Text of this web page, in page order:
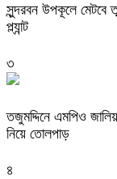
সুন্দরবন উপকূলে মেটবে
প্ল্যান্ট
৩
তজুমদ্দিনে এমপিও
নিয়ে তোলপাড়
৪